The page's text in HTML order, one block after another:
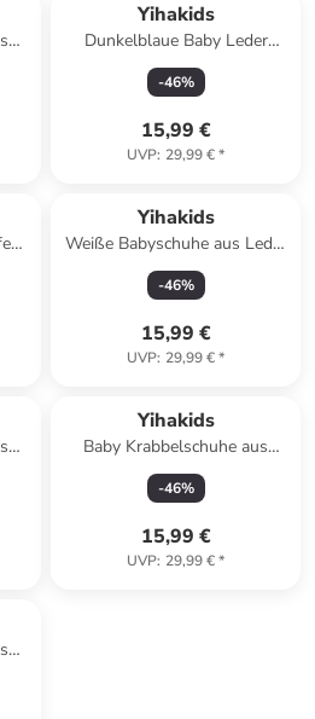
Yihakids
Dunkelblaue Baby Leder
Krabbelschuhe, mit
rutschfester Sohle – Fuchs-
-46%
15,99 €
UVP: 29,99 €*
Yihakids
Weiße Babyschuhe aus Leder
für Kleinkinder
Totenkopfmuster
-46%
15,99 €
UVP: 29,99 €*
Yihakids
Baby Krabbelschuhe aus
Leder, weiche Lauflernschuhe
mit rutschfester Sohle
-46%
15,99 €
UVP: 29,99 €*